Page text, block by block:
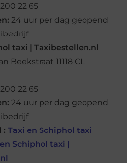
22 65
24 uur per dag geopend
taxi | Taxibestellen.nl
Beekstraat 11118 CL
22 65
24 uur per dag geopend
: Taxi en Schiphol taxi
Schiphol taxi |